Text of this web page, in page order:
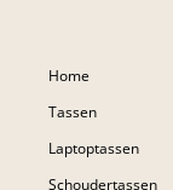
Home
Tassen
Laptoptassen
Schoudertassen